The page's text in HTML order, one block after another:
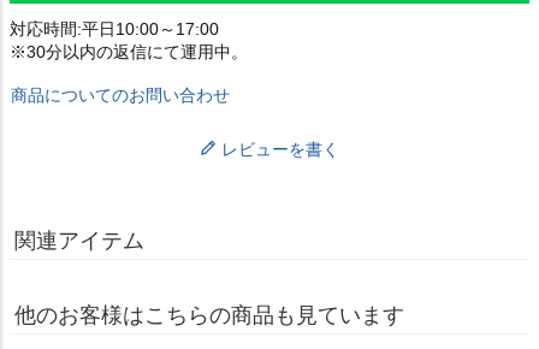
対応時間:平日10:00～17:00
※30分以内の返信にて運用中。
商品についてのお問い合わせ
レビューを書く
関連アイテム
他のお客様はこちらの商品も見ています